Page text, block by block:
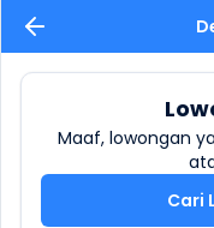
Maaf, lowongan
Cari